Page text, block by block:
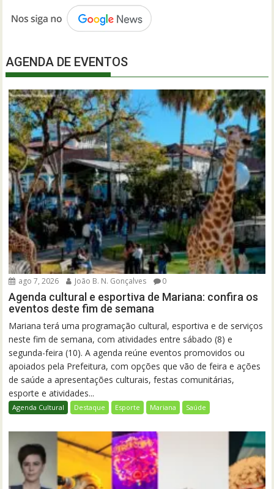
AGENDA DE EVENTOS
ago 7, 2026 João B. N. Gonçalves 0
Agenda cultural e esportiva de Mariana: confira os
eventos deste fim de semana
Mariana terá uma programação cultural, esportiva e de serviços
neste fim de semana, com atividades entre sábado (8) e
segunda-feira (10). A agenda reúne eventos promovidos ou
apoiados pela Prefeitura, com opções que vão de feira e ações
de saúde a apresentações culturais, festas comunitárias,
esporte e atividades...
Agenda Cultural Destaque Esporte Mariana Saúde